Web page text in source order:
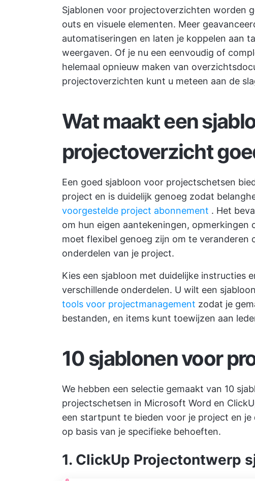
Sjablonen voor projectoverzichten worden
outs en visuele elementen. Meer
automatiseringen en laten je koppelen aan
weergaven. Of je nu een eenvoudig of
helemaal opnieuw maken van
projectoverzichten kunt u meteen aan de
Wat maakt een
projectoverzicht
Een goed sjabloon voor projectschetsen
project en is duidelijk genoeg zodat
voorgestelde project abonnement . Het
om hun eigen aantekeningen,
moet flexibel genoeg zijn om te veranderen
onderdelen van je project.
Kies een sjabloon met duidelijke instructies
verschillende onderdelen. U wilt een
tools voor projectmanagement zodat je
bestanden, en items kunt toewijzen aan
10 sjablonen voor
We hebben een selectie gemaakt van 10
projectschetsen in Microsoft Word en
een startpunt te bieden voor je project en
op basis van je specifieke behoeften.
1. ClickUp Projectontwerp